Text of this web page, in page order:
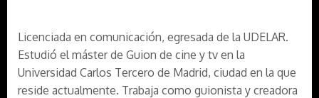
Licenciada en comunicación, egresada de la UDELAR.
Estudió el máster de Guion de cine y tv en la
Universidad Carlos Tercero de Madrid, ciudad en la que
reside actualmente. Trabaja como guionista y creadora